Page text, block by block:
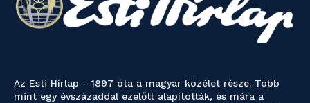
Az Esti Hírlap - 1897 óta a magyar közélet része. Több
mint egy évszázaddal ezelőtt alapították, és mára a